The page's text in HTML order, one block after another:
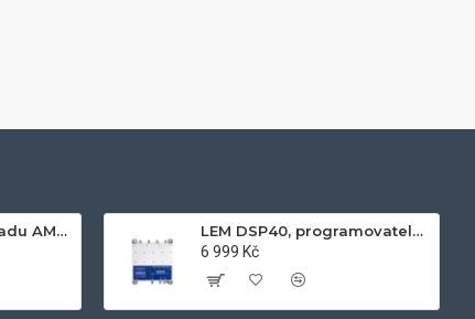
Napájecí zdroj pro řadu AM60xx, 24V, 2.1A
LEM DSP40, programovatelný zesilovač
6 999 Kč